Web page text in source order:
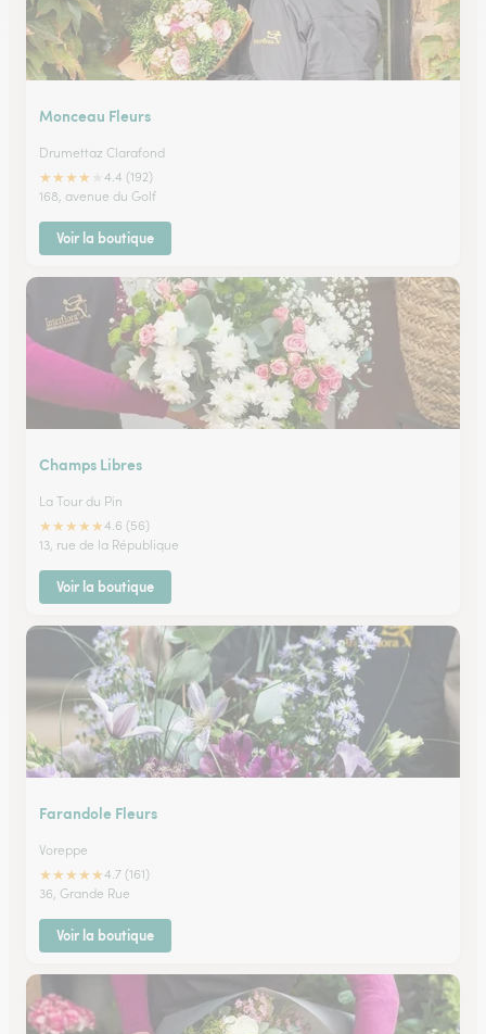
Monceau Fleurs
Drumettaz Clarafond
★★★★
4.4 (192)
168, avenue du Golf
Voir la boutique
Champs Libres
La Tour du Pin
★★★★★4.6 (56)
13, rue de la République
Voir la boutique
Farandole Fleurs
Voreppe
★★★★★4.7 (161)
36, Grande Rue
Voir la boutique